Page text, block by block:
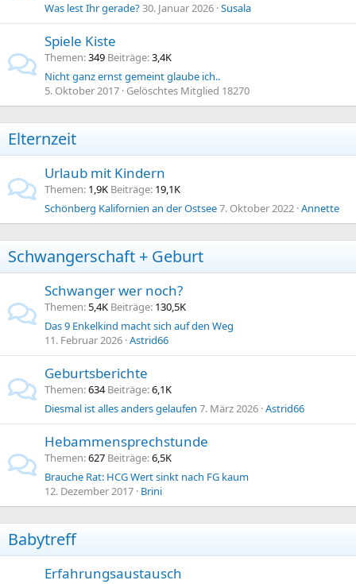
Was lest Ihr gerade?30. Januar 2026 Susala
Spiele Kiste
Themen 349 Beiträge 3,4K
Nicht ganz ernst gemeint glaube ich..
5. Oktober 2017 Gelöschtes Mitglied 18270
Elternzeit
Urlaub mit Kindern
Themen 1,9K Beiträge 19,1K
Schönberg Kalifornien an der Ostsee7. Oktober 2022 Annette
Schwangerschaft + Geburt
Schwanger wer noch?
Themen 5,4K Beiträge 130,5K
Das 9 Enkelkind macht sich auf den Weg
11. Februar 2026 Astrid66
Geburtsberichte
Themen 634 Beiträge 6,1K
Diesmal ist alles anders gelaufen 7. März 2026 Astrid66
Hebammensprechstunde
Themen 627 Beiträge 6,5K
Brauche Rat: HCG Wert sinkt nach FG kaum
12. Dezember 2017 Brini
Babytreff
Erfahrungsaustausch